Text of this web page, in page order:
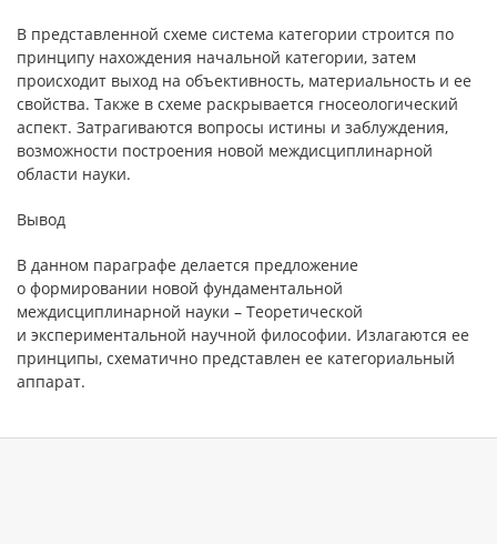
В представленной схеме система категории строится по
принципу нахождения начальной категории, затем
происходит выход на объективность, материальность и ее
свойства. Также в схеме раскрывается гносеологический
аспект. Затрагиваются вопросы истины и заблуждения,
возможности построения новой междисциплинарной
области науки.
Вывод
В данном параграфе делается предложение
о формировании новой фундаментальной
междисциплинарной науки – Теоретической
и экспериментальной научной философии. Излагаются ее
принципы, схематично представлен ее категориальный
аппарат.